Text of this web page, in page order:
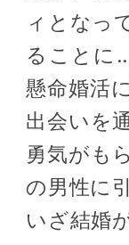
ィとなっ
ることに
懸命婚活
出会いを
勇気がも
の男性に
いざ結婚